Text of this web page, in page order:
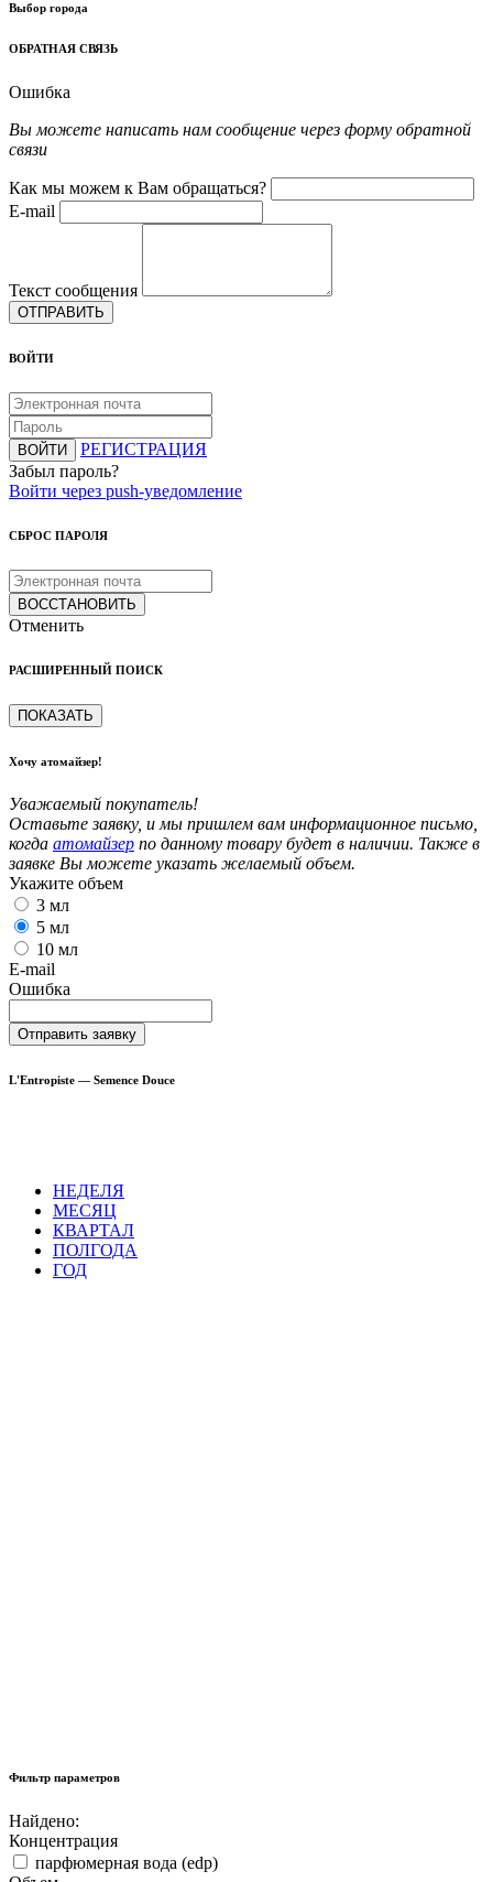
Выбор города
ОБРАТНАЯ СВЯЗЬ
Ошибка
Вы можете написать нам сообщение через форму обратной
связи
Как мы можем к Вам обращаться?
E-mail
Текст сообщения
ОТПРАВИТЬ
ВОЙТИ
ВОЙТИ
РЕГИСТРАЦИЯ
Забыл пароль?
Войти через push-уведомление
СБРОС ПАРОЛЯ
ВОССТАНОВИТЬ
Отменить
РАСШИРЕННЫЙ ПОИСК
ПОКАЗАТЬ
Хочу атомайзер!
Уважаемый покупатель!
Оставьте заявку, и мы пришлем вам информационное письмо,
когда атомайзер по данному товару будет в наличии. Также в
заявке Вы можете указать желаемый объем.
Укажите объем
3 мл
5 мл
10 мл
E-mail
Ошибка
Отправить заявку
L'Entropiste — Semence Douce
НЕДЕЛЯ
МЕСЯЦ
КВАРТАЛ
ПОЛГОДА
ГОД
Фильтр параметров
Найдено:
Концентрация
парфюмерная вода (edp)